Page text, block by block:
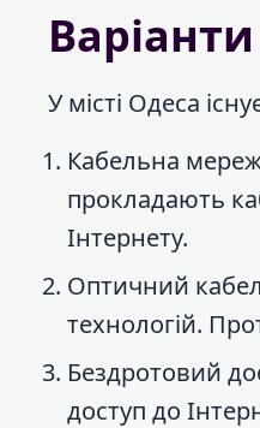
У місті Одеса
Кабельна
прокладають
Інтернету.
Оптичний
технологій.
Бездротовий
доступ до